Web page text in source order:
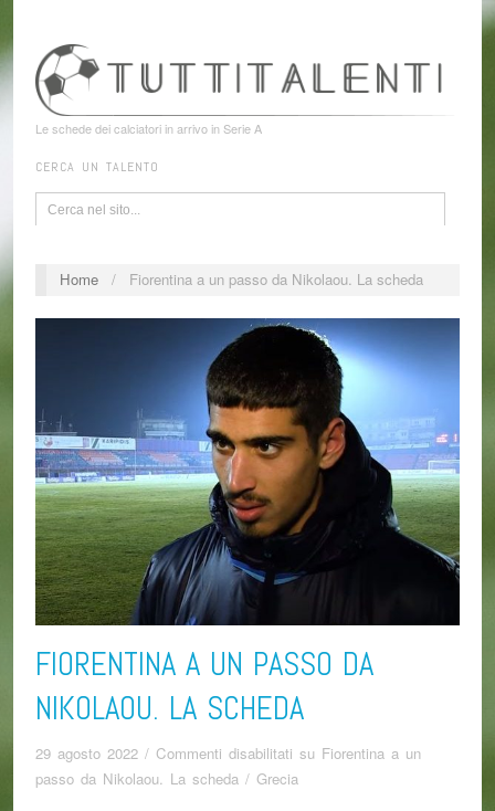
Le schede dei calciatori in arrivo in Serie A
CERCA UN TALENTO
Home / Fiorentina a un passo da Nikolaou. La scheda
FIORENTINA A UN PASSO DA
NIKOLAOU. LA SCHEDA
29 agosto 2022 / Commenti disabilitati su Fiorentina a un
passo da Nikolaou. La scheda /Grecia